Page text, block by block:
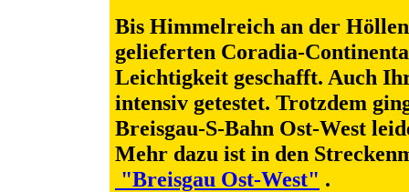
Bis Himmelreich an der
gelieferten Coradia-
Leichtigkeit geschafft. Auch
intensiv getestet. Trotzdem
Breisgau-S-Bahn Ost-West
Mehr dazu ist in den
"Breisgau Ost-West" .